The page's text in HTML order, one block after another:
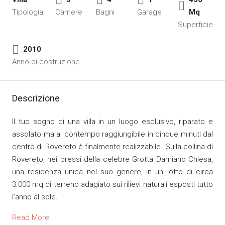
Tipologia
Camere
Bagni
Garage
Mq
Superficie
2010
Anno di costruzione
Descrizione
Il tuo sogno di una villa in un luogo esclusivo, riparato e
assolato ma al contempo raggiungibile in cinque minuti dal
centro di Rovereto è finalmente realizzabile. Sulla collina di
Rovereto, nei pressi della celebre Grotta Damiano Chiesa,
una residenza unica nel suo genere, in un lotto di circa
3.000 mq di terreno adagiato sui rilievi naturali esposti tutto
l’anno al sole.
Read More